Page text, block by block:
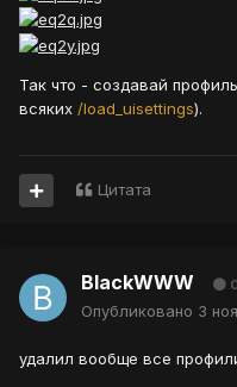
Так что - создавай
всяких /load_uisettings).
Цитата
BlackWWW
Опубликовано 3
удалил вообще все